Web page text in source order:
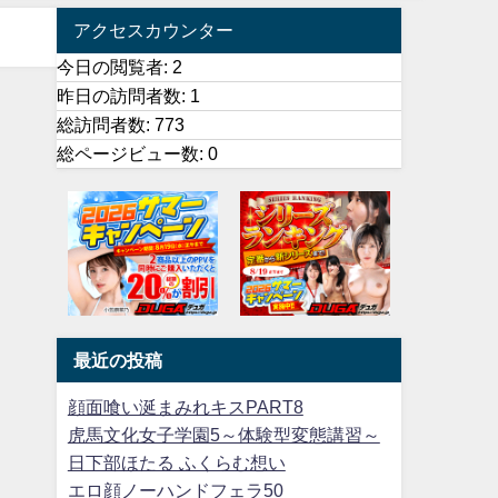
アクセスカウンター
今日の閲覧者: 2
昨日の訪問者数: 1
総訪問者数: 773
総ページビュー数: 0
最近の投稿
顔面喰い涎まみれキスPART8
虎馬文化女子学園5～体験型変態講習～
日下部ほたる ふくらむ想い
エロ顔ノーハンドフェラ50